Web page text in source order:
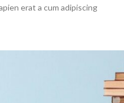
erat a cum adipiscing